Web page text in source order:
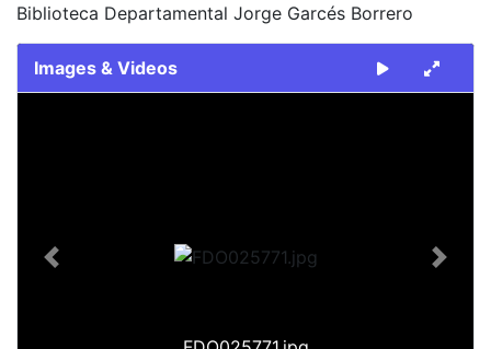
Biblioteca Departamental Jorge Garcés Borrero
Images & Videos
Previous Next